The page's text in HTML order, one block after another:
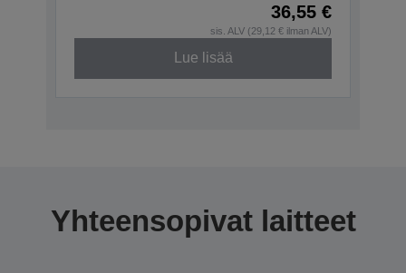
36,55 €
sis. ALV (29,12 € ilman ALV)
Lue lisää
Yhteensopivat laitteet